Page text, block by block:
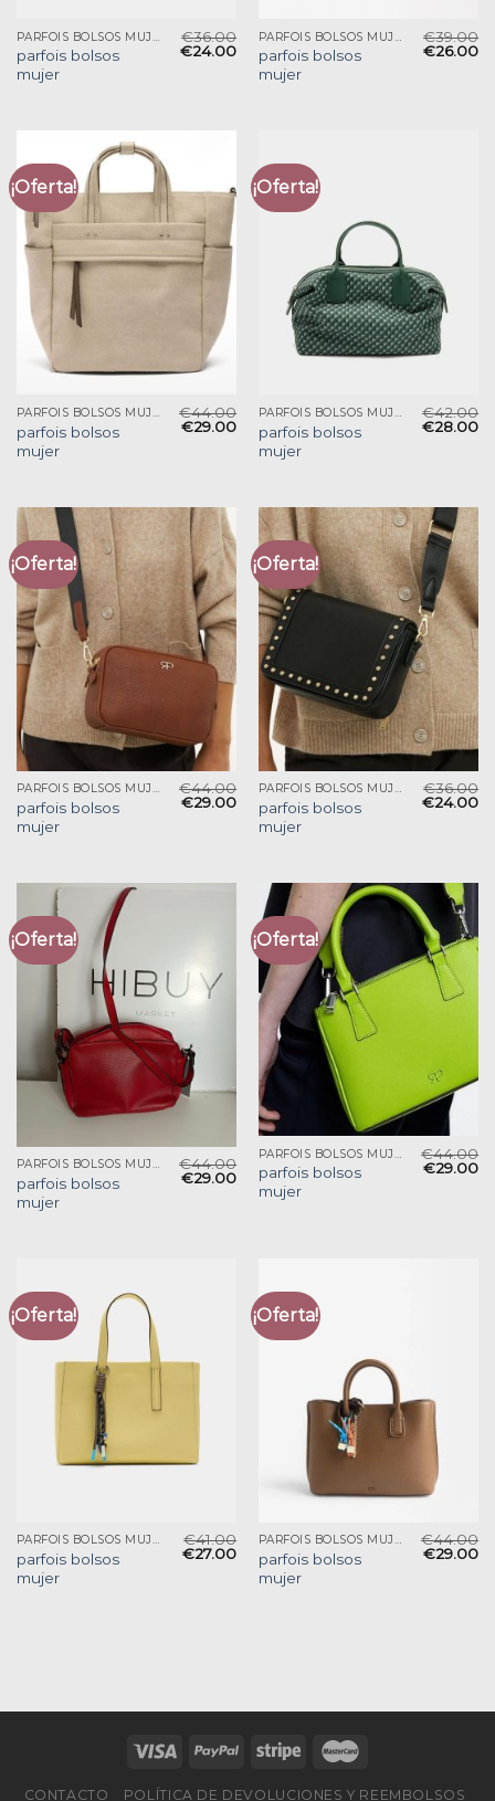
PARFOIS BOLSOS MUJER
parfois bolsos
mujer
€36.00
€24.00
PARFOIS BOLSOS MUJER
parfois bolsos
mujer
€39.00
€26.00
¡Oferta!
PARFOIS BOLSOS MUJER
parfois bolsos
mujer
€44.00
€29.00
¡Oferta!
PARFOIS BOLSOS MUJER
parfois bolsos
mujer
€42.00
€28.00
¡Oferta!
PARFOIS BOLSOS MUJER
parfois bolsos
mujer
€44.00
€29.00
¡Oferta!
PARFOIS BOLSOS MUJER
parfois bolsos
mujer
€36.00
€24.00
¡Oferta!
PARFOIS BOLSOS MUJER
parfois bolsos
mujer
€44.00
€29.00
¡Oferta!
parfois bolsos
mujer
€44.00
€29.00
¡Oferta!
PARFOIS BOLSOS MUJER
parfois bolsos
mujer
€41.00
€27.00
¡Oferta!
PARFOIS BOLSOS MUJER
parfois bolsos
mujer
€44.00
€29.00
CONTACTO POLÍTICA DE DEVOLUCIONES Y REEMBOLSOS